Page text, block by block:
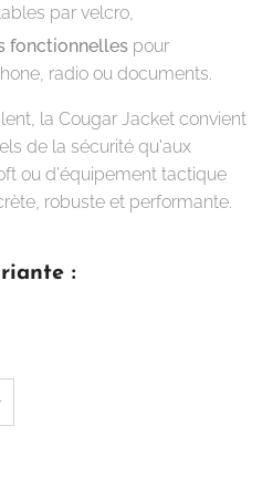
par velcro,
fonctionnelles pour
radio ou documents.
la Cougar Jacket convient
de la sécurité qu'aux
ou d'équipement tactique
robuste et performante.
: